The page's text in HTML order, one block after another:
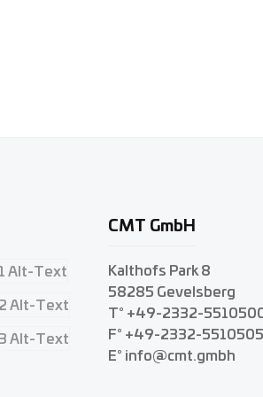
CMT GmbH
Kalthofs Park 8
58285 Gevelsberg
T° +49-2332-
F° +49-2332-5510505
E° info@cmt.gmbh